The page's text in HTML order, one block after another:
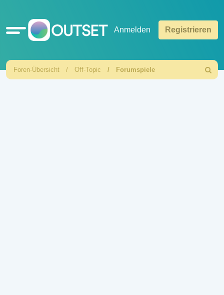
Schnellzugriff Anmelden Registrieren
Foren-Übersicht Off-Topic Forumspiele
Suche